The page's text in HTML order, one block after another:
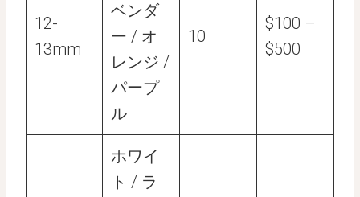
12-
13mm
ベンダ
ー / オ
レンジ /
パープ
ル
10
$100 –
$500
ホワイ
ト / ラ